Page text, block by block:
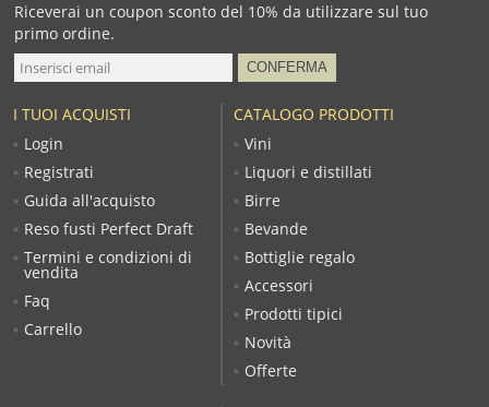
Riceverai un coupon sconto del 10% da utilizzare sul tuo
primo ordine.
CATALOGO PRODOTTI
Vini
Liquori e distillati
Birre
Bevande
Bottiglie regalo
Accessori
Prodotti tipici
Novità
Offerte
I TUOI ACQUISTI
Login
Registrati
Guida all'acquisto
Reso fusti Perfect Draft
Termini e condizioni di
vendita
Faq
Carrello